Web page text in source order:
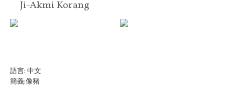
Ji-Akmi Korang
語言: 中文
簡義:像豬